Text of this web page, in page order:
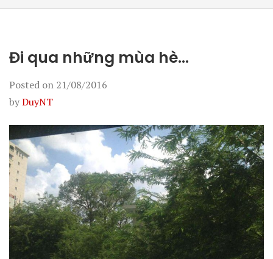
Đi qua những mùa hè…
Posted on 21/08/2016
byDuyNT